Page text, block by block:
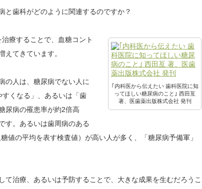
と歯科がどのように関連するのですか？
｢内科医から伝えたい 歯科医院に知
ってほしい糖尿病のこと｣ 西田亙
著、医歯薬出版株式会社 発刊
療することで、血糖コント
えてきています。
の人は、糖尿病でない人に
くなる」、あるいは「歯
尿病の罹患率が約2倍高
す。あるいは歯周病のある
値の平均を表す検査値）が高い人が多く、「糖尿病予備軍」
て治療、あるいは予防することで、大きな成果を生むだろうこ